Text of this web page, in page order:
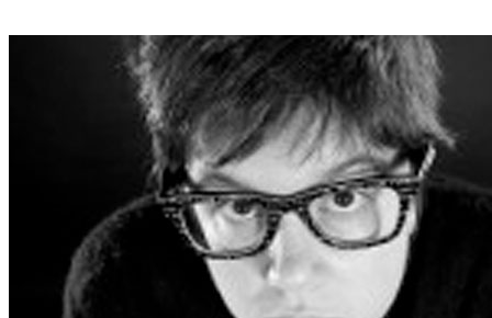
Alba Carballal